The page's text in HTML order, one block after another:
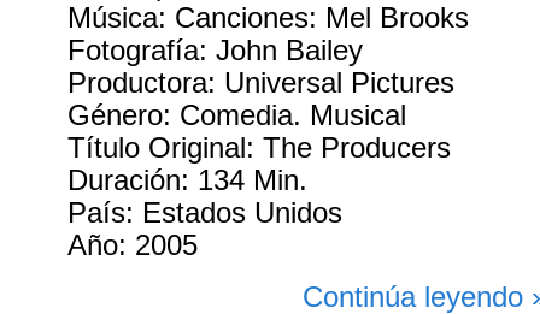
Música: Canciones: Mel Brooks
Fotografía: John Bailey
Productora: Universal Pictures
Género: Comedia. Musical
Título Original: The Producers
Duración: 134 Min.
País: Estados Unidos
Año: 2005
Continúa leyendo